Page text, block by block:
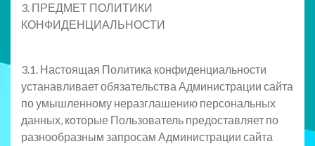
3. ПРЕДМЕТ ПОЛИТИКИ
КОНФИДЕНЦИАЛЬНОСТИ
3.1. Настоящая Политика конфиденциальности
устанавливает обязательства Администрации сайта
по умышленному неразглашению персональных
данных, которые Пользователь предоставляет по
разнообразным запросам Администрации сайта